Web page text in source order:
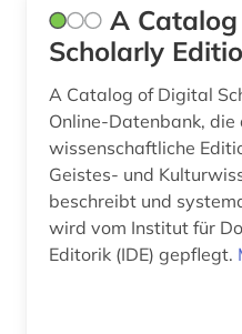
bekker (1)
belletristik (4)
belutschisch (1)
bengali (1)
A
Scholarly
A Catalog of Digital
Online-Datenbank,
wissenschaftliche
Geistes- und
beschreibt und
wird vom Institut für
Editorik (IDE) gepflegt.